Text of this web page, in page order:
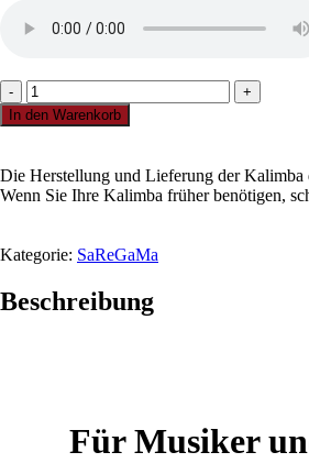
Air
pick
up
kalimba
Menge
In den Warenkorb
Die Herstellung und Lieferung der Kalimba
Wenn Sie Ihre Kalimba früher benötigen,
Kategorie: SaReGaMa
Beschreibung
Für Musiker